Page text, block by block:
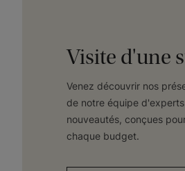
Visite d'une
Venez découvrir nos
de notre équipe
nouveautés, conçues
chaque budget.